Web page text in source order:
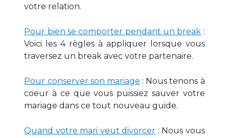
votre relation.
Pour bien se comporter pendant un break :
Voici les 4 règles à appliquer lorsque vous
traversez un break avec votre partenaire.
Pour conserver son mariage : Nous tenons à
coeur à ce que vous puissiez sauver votre
mariage dans ce tout nouveau guide.
Quand votre mari veut divorcer : Nous vous